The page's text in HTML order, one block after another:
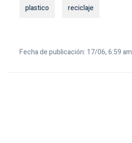
plastico reciclaje
Fecha de publicación: 17/06, 6:59 am